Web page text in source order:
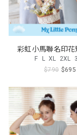
彩虹小馬聯名印花
F L XL 2XL
$790 $695